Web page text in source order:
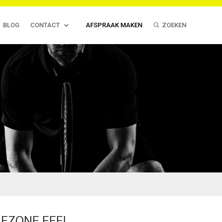
BLOG CONTACT AFSPRAAK MAKEN ZOEKEN